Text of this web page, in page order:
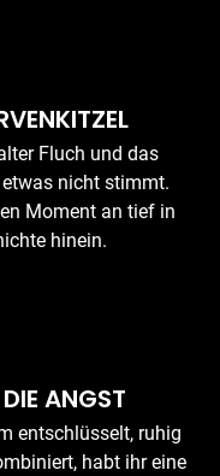
Fluch und das
nicht stimmt.
Moment an tief in
hinein.
ANGST
entschlüsselt, ruhig
habt ihr eine